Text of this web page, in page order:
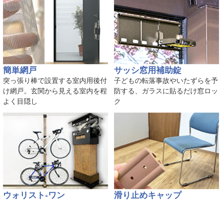
簡単網戸
突っ張り棒で設置する室内用後付
け網戸。玄関から見える室内を程
よく目隠し
サッシ窓用補助錠
子どもの転落事故やいたずらを予
防する、ガラスに貼るだけ窓ロッ
ク
ウォリスト-ワン 滑り止めキャップ